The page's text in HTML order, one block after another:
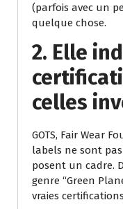
(parfois avec un
quelque chose.
2. Elle
celles
GOTS, Fair Wear
labels ne sont
posent un cadre.
genre “Green
vraies